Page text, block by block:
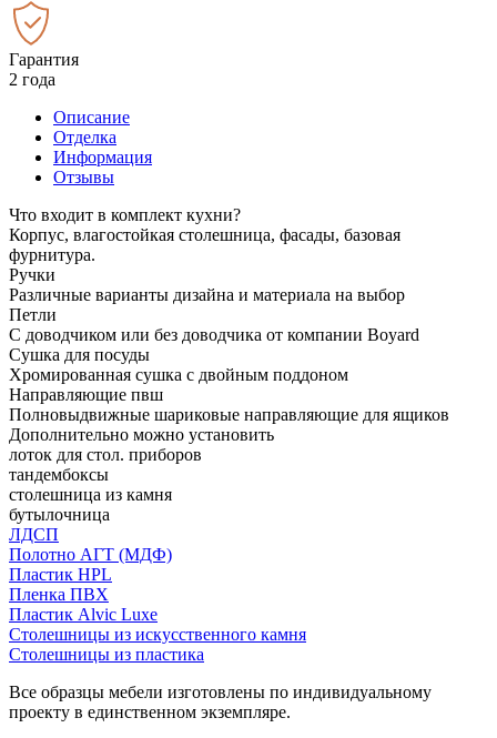
Гарантия
2 года
Описание
Отделка
Информация
Отзывы
Что входит в комплект кухни?
Корпус, влагостойкая столешница, фасады, базовая
фурнитура.
Ручки
Различные варианты дизайна и материала на выбор
Петли
С доводчиком или без доводчика от компании Boyard
Сушка для посуды
Хромированная сушка с двойным поддоном
Направляющие пвш
Полновыдвижные шариковые направляющие для ящиков
Дополнительно можно установить
лоток для стол. приборов
тандембоксы
столешница из камня
бутылочница
ЛДСП
Полотно АГТ (МДФ)
Пластик HPL
Пленка ПВХ
Пластик Alvic Luxe
Столешницы из искусственного камня
Столешницы из пластика
Все образцы мебели изготовлены по индивидуальному
проекту в единственном экземпляре.